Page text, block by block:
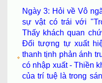
Ngày 3: Hỏi về Vô
sự vật có trái với
Thấy khách quan
Đối tượng tự xuất
thanh tịnh phản ánh
có nhập xuất - Thiền
của trí tuệ là trong